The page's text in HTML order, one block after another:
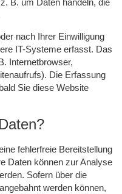
nach Ihrer Einwilligung
IT-Systeme erfasst. Das
Internetbrowser,
Die Erfassung
Sie diese Website
fehlerfreie Bereitstellung
Daten können zur Analyse
Sofern über die
werden können,